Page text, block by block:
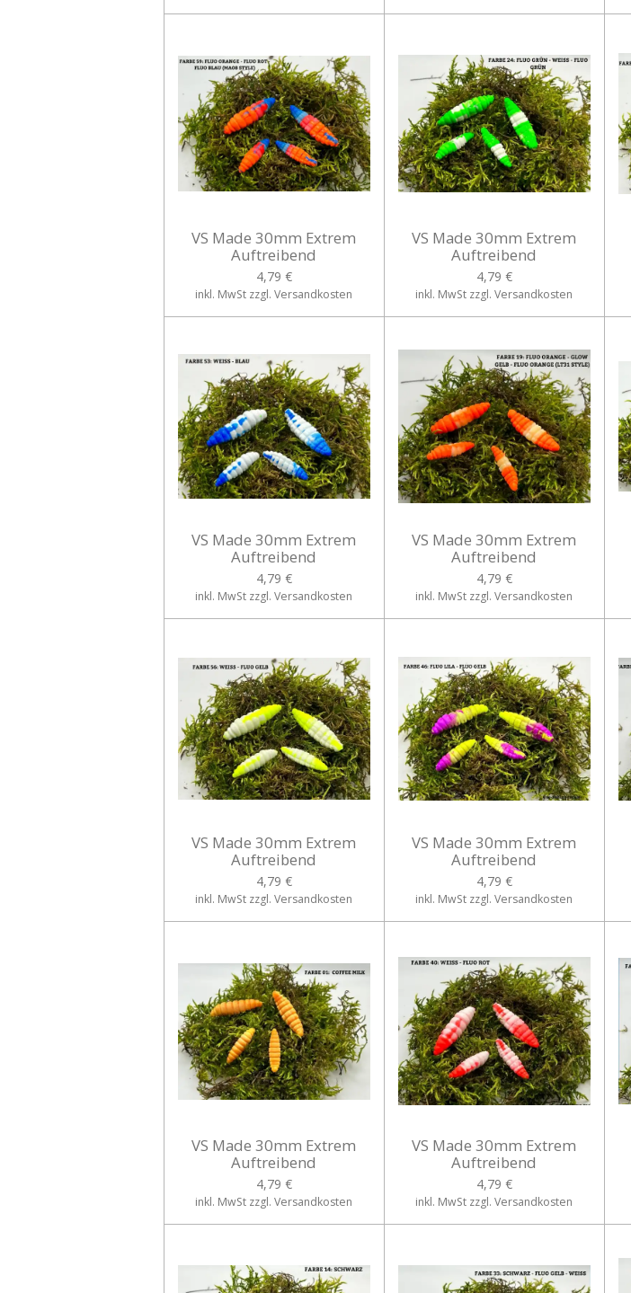
VS Made 30mm Extrem
Auftreibend
4,79 €
inkl. MwSt zzgl. Versandkosten
VS Made 30mm Extrem
Auftreibend
4,79 €
inkl. MwSt zzgl. Versandkosten
VS Made 30mm Extrem
Auftreibend
4,79 €
inkl. MwSt zzgl. Versandkosten
VS Made 30mm Extrem
Auftreibend
4,79 €
inkl. MwSt zzgl. Versandkosten
VS Made 30mm Extrem
Auftreibend
4,79 €
inkl. MwSt zzgl. Versandkosten
VS Made 30mm Extrem
Auftreibend
4,79 €
inkl. MwSt zzgl. Versandkosten
VS Made 30mm Extrem
Auftreibend
4,79 €
inkl. MwSt zzgl. Versandkosten
VS Made 30mm Extrem
Auftreibend
4,79 €
inkl. MwSt zzgl. Versandkosten